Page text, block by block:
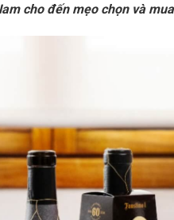
cho đến mẹo chọn và